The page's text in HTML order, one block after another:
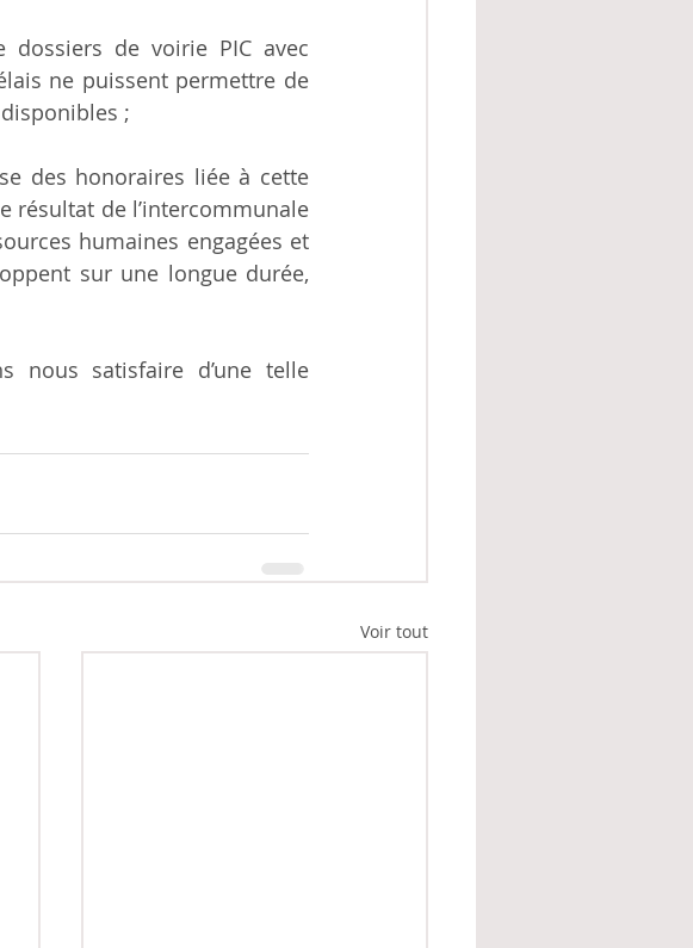
de voirie PIC avec
ne puissent permettre de
;
des honoraires liée à cette
résultat de l’intercommunale
humaines engagées et
sur une longue durée,
nous satisfaire d’une telle
Voir tout